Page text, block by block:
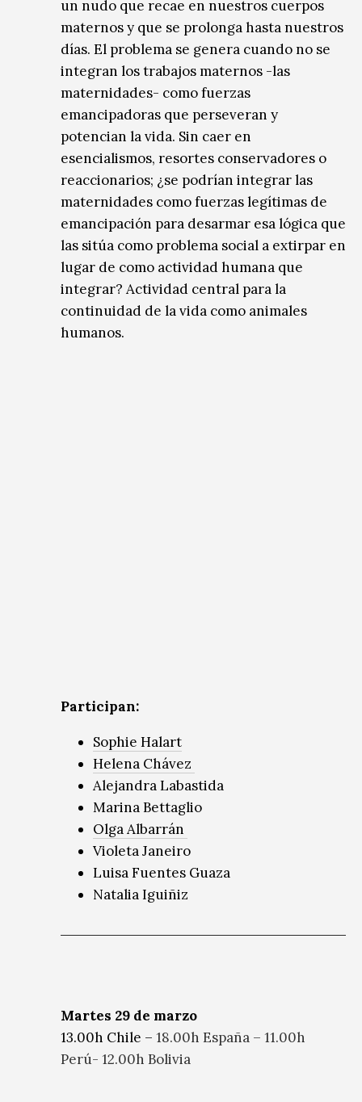
un nudo que recae en nuestros cuerpos
maternos y que se prolonga hasta nuestros
días. El problema se genera cuando no se
integran los trabajos maternos -las
maternidades- como fuerzas
emancipadoras que perseveran y
potencian la vida. Sin caer en
esencialismos, resortes conservadores o
reaccionarios; ¿se podrían integrar las
maternidades como fuerzas legítimas de
emancipación para desarmar esa lógica que
las sitúa como problema social a extirpar en
lugar de como actividad humana que
integrar? Actividad central para la
continuidad de la vida como animales
humanos.
Participan:
Sophie Halart
Helena Chávez
Alejandra Labastida
Marina Bettaglio
Olga Albarrán
Violeta Janeiro
Luisa Fuentes Guaza
Natalia Iguiñiz
Martes 29 de marzo
13.00h Chile – 18.00h España – 11.00h
Perú- 12.00h Bolivia